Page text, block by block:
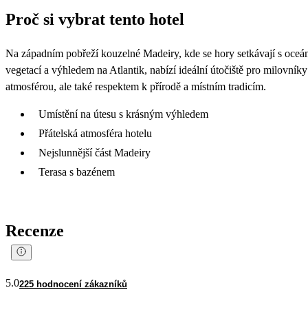
Proč si vybrat tento hotel
Na západním pobřeží kouzelné Madeiry, kde se hory setkávají s
vegetací a výhledem na Atlantik, nabízí ideální útočiště pro
atmosférou, ale také respektem k přírodě a místním tradicím.
Umístění na útesu s krásným výhledem
Přátelská atmosféra hotelu
Nejslunnější část Madeiry
Terasa s bazénem
Recenze
5.0225 hodnocení zákazníků